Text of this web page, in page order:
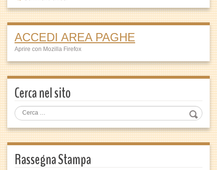
ACCEDI AREA PAGHE
Aprire con Mozilla Firefox
Cerca nel sito
Rassegna Stampa